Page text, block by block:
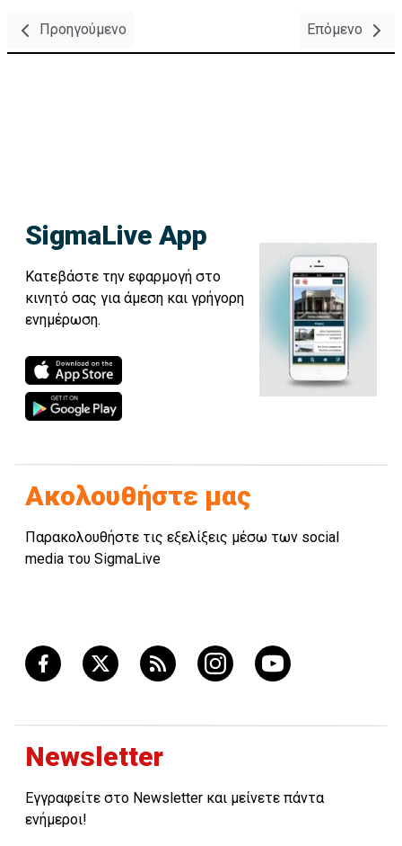
Προηγούμενο Επόμενο
SigmaLive App
Κατεβάστε την εφαρμογή στο
κινητό σας για άμεση και γρήγορη
ενημέρωση.
Ακολουθήστε μας
Παρακολουθήστε τις εξελίξεις μέσω των social
media του SigmaLive
Newsletter
Εγγραφείτε στο Newsletter και μείνετε πάντα
ενήμεροι!